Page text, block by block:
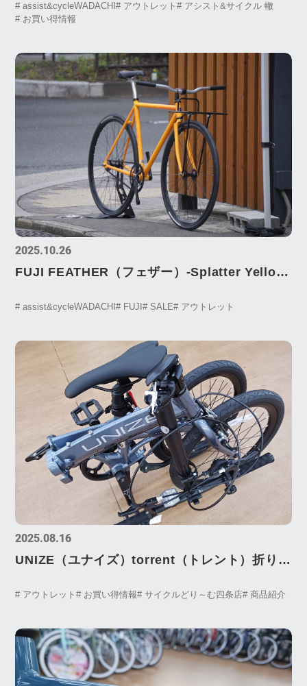
# assist&cycleWADACHI# アウトレット# アシスト&サイクル 轍
# お買い得情報
2025.10.26
FUJI FEATHER（フェザー）‐Splatter Yellow
# assist&cycleWADACHI# FUJI# SALE# アウトレット
2025.08.16
UNIZE（ユナイズ）torrent（トレント）折り畳
# アウトレット# お買い得情報# サイクルどり～む四条店# 商品紹介